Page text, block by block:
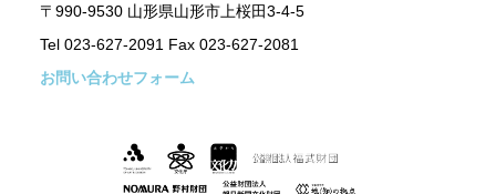
〒990-9530 山形県山形市上桜田3-4-5
Tel 023-627-2091 Fax 023-627-2081
お問い合わせフォーム